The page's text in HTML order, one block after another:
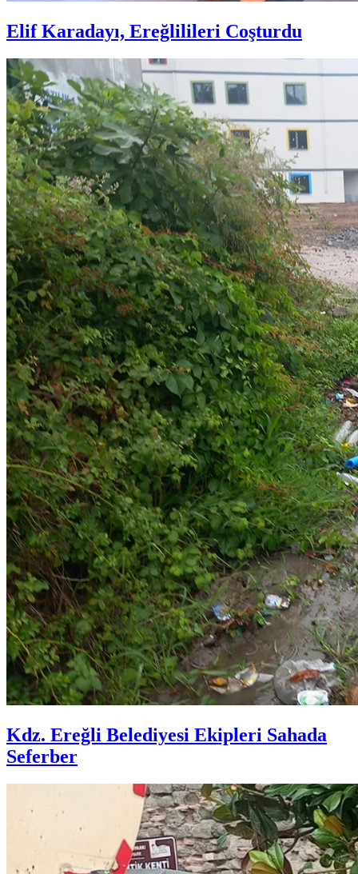
Elif Karadayı, Ereğlilileri Coşturdu
Kdz. Ereğli Belediyesi Ekipleri Sahada
Seferber